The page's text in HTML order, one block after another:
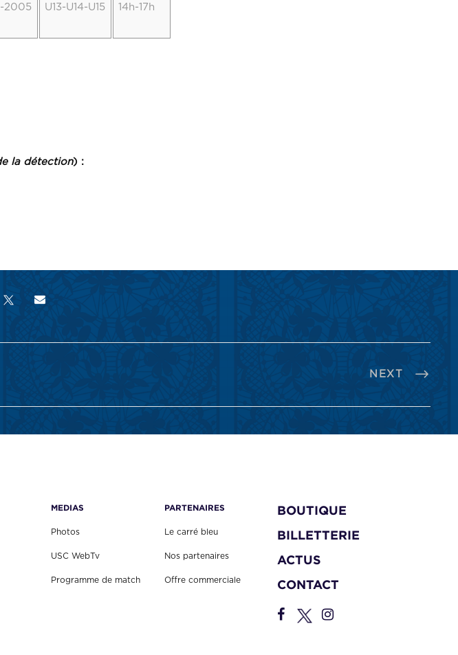
2005 U13-U14-U15 14h-17h
la détection) :
NEXT
MEDIAS
Photos
USC WebTv
Programme de match
PARTENAIRES
Le carré bleu
Nos partenaires
Offre commerciale
BOUTIQUE
BILLETTERIE
ACTUS
CONTACT